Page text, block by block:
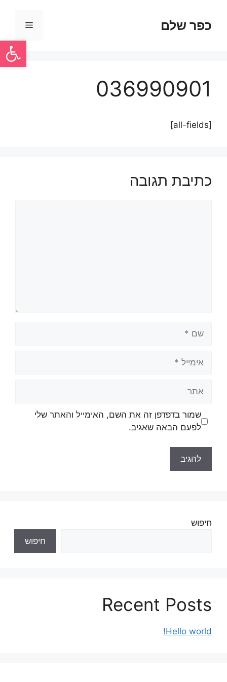
פתח
כפר שלם
036990901
[all-fields]
כתיבת תגובה
שמור בדפדפן זה את השם, האימייל והאתר שלי
לפעם הבאה שאגיב.
חיפוש
חיפוש
Recent Posts
Hello world!